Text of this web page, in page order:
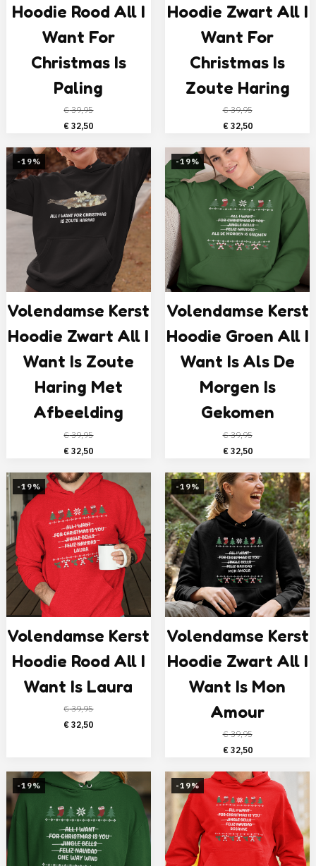
Hoodie Rood All I
Want For
Christmas Is
Paling
€39,95
Oorspronkelijke
was:
€ 39,95.
€ 32,50Huidige
is:
€ 32,50.
Hoodie Zwart All I
Want For
Christmas Is
Zoute Haring
€39,95
Oorspronkelijke
was:
€ 39,95.
€32,50Huidige
is:
€ 32,50.
-19%
Volendamse Kerst
Hoodie Zwart All I
Want Is Zoute
Haring Met
Afbeelding
€39,95
Oorspronkelijke
was:
€ 39,95.
€ 32,50Huidige
is:
€ 32,50.
-19%
Volendamse Kerst
Hoodie Groen All I
Want Is Als De
Morgen Is
Gekomen
€39,95
Oorspronkelijke
was:
€ 39,95.
€32,50Huidige
is:
€ 32,50.
-19%
Volendamse Kerst
Hoodie Rood All I
Want Is Laura
€39,95
Oorspronkelijke
€ 39,95.
€ 32,50Huidige
€ 32,50.
-19%
Volendamse Kerst
Hoodie Zwart All I
Want Is Mon
Amour
€39,95
Oorspronkelijke
was:
€ 39,95.
€32,50Huidige
is:
€ 32,50.
-19% -19%